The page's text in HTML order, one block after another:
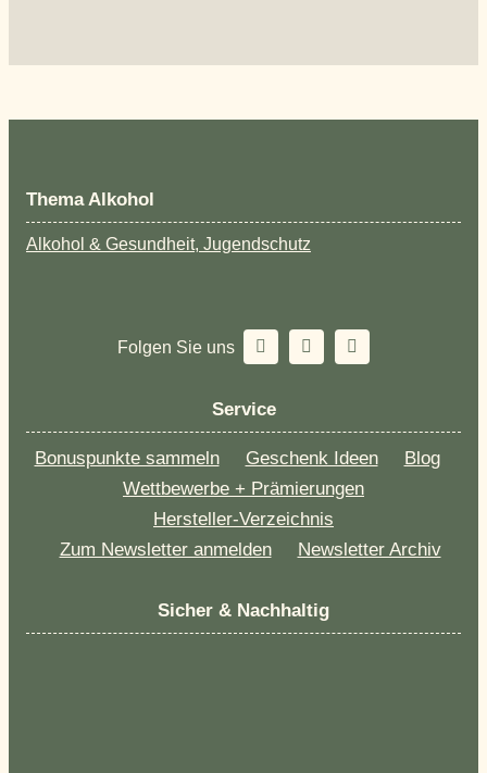
Thema Alkohol
Alkohol & Gesundheit, Jugendschutz
Folgen Sie uns
Service
Bonuspunkte sammeln Geschenk Ideen
Blog
Wettbewerbe + Prämierungen
Hersteller-Verzeichnis
Zum Newsletter anmelden
Newsletter Archiv
Sicher & Nachhaltig